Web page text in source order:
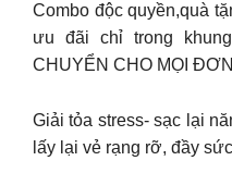
Combo độc quyền,quà
ưu đãi chỉ trong
CHUYỂN CHO MỌI
Giải tỏa stress- sạc lại
lấy lại vẻ rạng rỡ, đầy